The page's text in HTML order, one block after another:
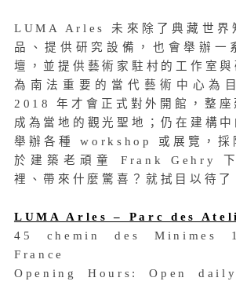
LUMA Arles 未來除了典藏世界
品、提供研究設備，也會舉辦一
壇，並提供藝術家駐村的工作室與
為南法重要的當代藝術中心為
2018 年才會正式對外開館，整座
成為當地的觀光聖地；仍在建構
舉辦各種 workshop 或展覽，採
於建築老頑童 Frank Gehry
裡、帶來什麼驚喜？就拭目以待了
LUMA Arles – Parc des
45 chemin des Minimes
France
Opening Hours: Open